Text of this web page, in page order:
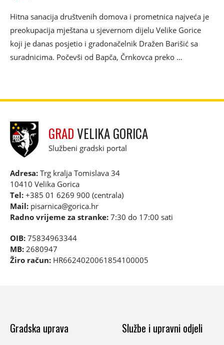
Hitna sanacija društvenih domova i prometnica najveća je
preokupacija mještana u sjevernom dijelu Velike Gorice
koji je danas posjetio i gradonačelnik Dražen Barišić sa
suradnicima. Počevši od Bapča, Črnkovca preko …
GRADVELIKA GORICA
Službeni gradski portal
Adresa: Trg kralja Tomislava 34
10410 Velika Gorica
Tel: +385 01 6269 900 (centrala)
Mail: pisarnica@gorica.hr
Radno vrijeme za stranke: 7:30 do 17:00 sati
OIB: 75834963344
MB: 2680947
Žiro račun: HR6624020061854100005
Gradska uprava Službe i upravni odjeli